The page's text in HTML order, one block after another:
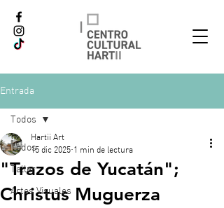
Entrada
Todos
Taller
Artes Visuales
Todos
"Trazos de Yucatán";
Christus Muguerza
Hartii Art
15 dic 2025 1 min de lectura